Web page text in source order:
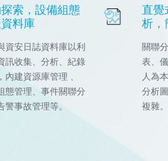
索，設備組態
料庫
資安日誌資料庫以利
訊收集、分析、紀錄
內建資源庫管理 、
態管理、事件關聯分
警事故管理等。
直覺
析，
關聯
表、
人為
分析
複雜。